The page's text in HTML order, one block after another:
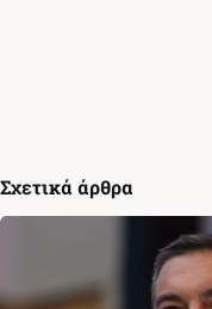
Σχετικά άρθρα